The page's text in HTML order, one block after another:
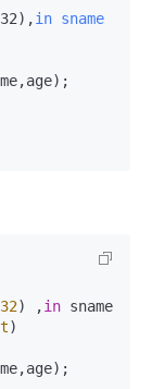
,in sname
;
32) ,in